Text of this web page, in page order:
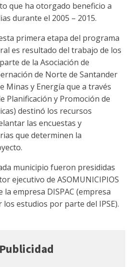
Publicidad
que ha otorgado beneficio a
durante el 2005 – 2015.
primera etapa del programa
es resultado del trabajo de los
de la Asociación de
de Norte de Santander
Minas y Energía que a través
Planificación y Promoción de
destinó los recursos
las encuestas y
que determinen la
municipio fueron presididas
ejecutivo de ASOMUNICIPIOS
empresa DISPAC (empresa
los estudios por parte del IPSE).